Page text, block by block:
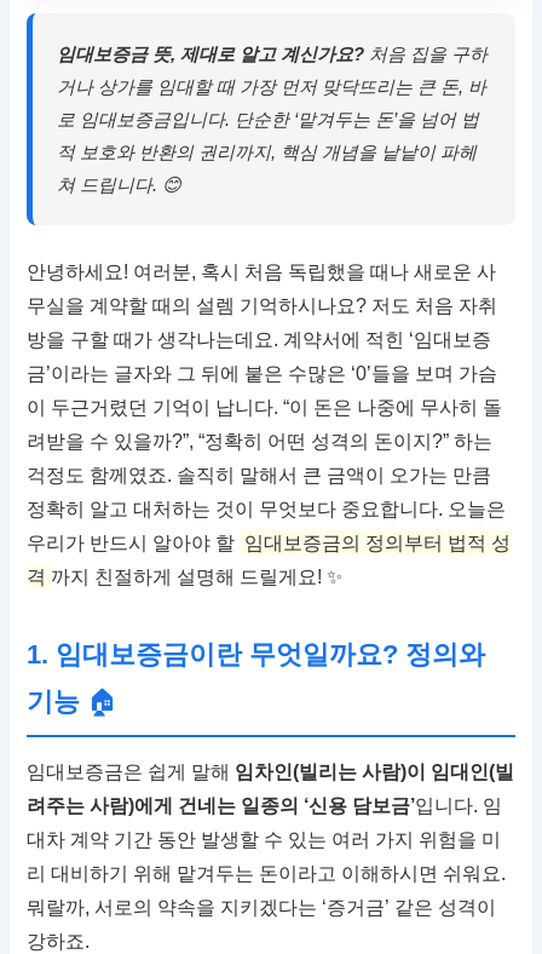
임대보증금 뜻, 제대로 알고 계신가요? 처음 집을 구하
거나 상가를 임대할 때 가장 먼저 맞닥뜨리는 큰 돈, 바
로 임대보증금입니다. 단순한 ‘맡겨두는 돈’을 넘어 법
적 보호와 반환의 권리까지, 핵심 개념을 낱낱이 파헤
쳐 드립니다. 😊
안녕하세요! 여러분, 혹시 처음 독립했을 때나 새로운 사
무실을 계약할 때의 설렘 기억하시나요? 저도 처음 자취
방을 구할 때가 생각나는데요. 계약서에 적힌 ‘임대보증
금’이라는 글자와 그 뒤에 붙은 수많은 ‘0’들을 보며 가슴
이 두근거렸던 기억이 납니다. “이 돈은 나중에 무사히 돌
려받을 수 있을까?”, “정확히 어떤 성격의 돈이지?” 하는
걱정도 함께였죠. 솔직히 말해서 큰 금액이 오가는 만큼
정확히 알고 대처하는 것이 무엇보다 중요합니다. 오늘은
우리가 반드시 알아야 할 임대보증금의 정의부터 법적 성
격 까지 친절하게 설명해 드릴게요! ✨
1. 임대보증금이란 무엇일까요? 정의와
기능 🏠
임대보증금은 쉽게 말해 임차인(빌리는 사람)이 임대인(빌
려주는 사람)에게 건네는 일종의 ‘신용 담보금’입니다. 임
대차 계약 기간 동안 발생할 수 있는 여러 가지 위험을 미
리 대비하기 위해 맡겨두는 돈이라고 이해하시면 쉬워요.
뭐랄까, 서로의 약속을 지키겠다는 ‘증거금’ 같은 성격이
강하죠.